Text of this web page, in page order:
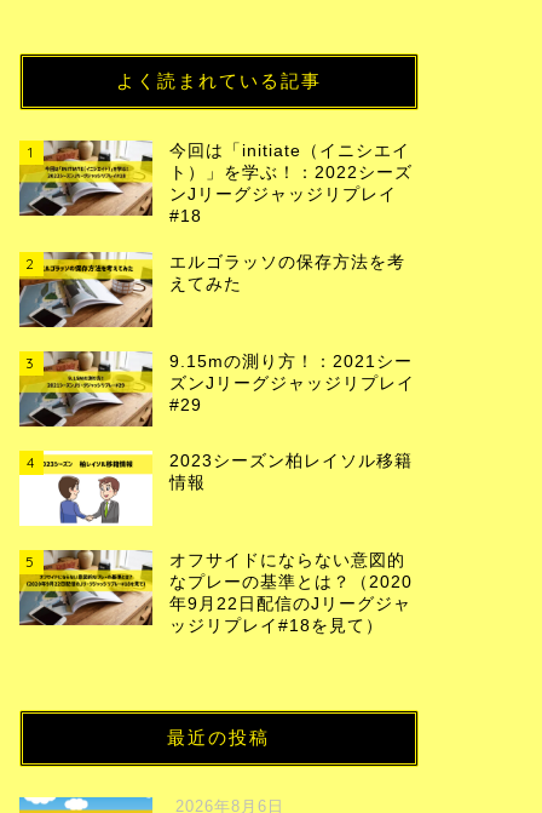
よく読まれている記事
1
今回は「initiate（イニシエイ
ト）」を学ぶ！：2022シーズ
ンJリーグジャッジリプレイ
#18
2
エルゴラッソの保存方法を考
えてみた
3
9.15mの測り方！：2021シー
ズンJリーグジャッジリプレイ
#29
4
2023シーズン柏レイソル移籍
情報
5
オフサイドにならない意図的
なプレーの基準とは？（2020
年9月22日配信のJリーグジャ
ッジリプレイ#18を見て）
最近の投稿
2026年8月6日